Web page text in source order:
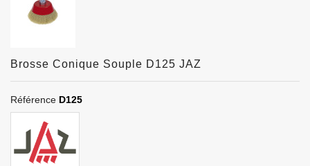
Brosse Conique Souple D125 JAZ
Référence D125